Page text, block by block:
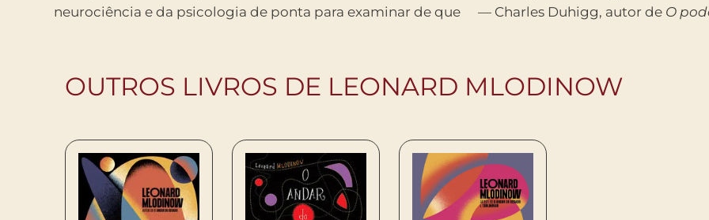
neurociência e da psicologia de ponta para examinar de que
— Charles Duhigg, autor de O
OUTROS LIVROS DE LEONARD MLODINOW